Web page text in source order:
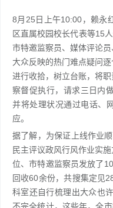
8月25日上午10:00，赖永
区直属校园校长代表等15
市特邀监察员、媒体评论
大众反映的热门难点疑问
进行收拾，树立台账，将
察督促执行，请求三日内
并将处理状况通过电话、
应。
据了解，为保证上线作业
民主评议政风行风作业实
位、市特邀监察员发放了
回收60余份，共搜集定见
科室还自行梳理出大众也